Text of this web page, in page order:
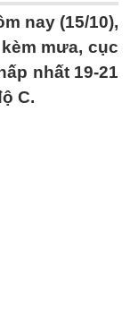
nay (15/10),
mưa, cục
nhất 19-21
C.